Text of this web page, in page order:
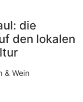
die
den lokalen
& Wein